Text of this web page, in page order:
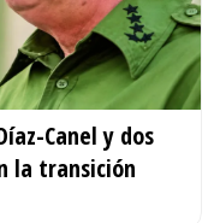
Canel y dos
la transición